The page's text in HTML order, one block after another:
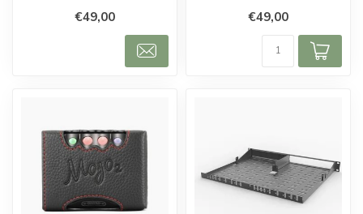
Elegan...
€49,00
resistent...
€49,00